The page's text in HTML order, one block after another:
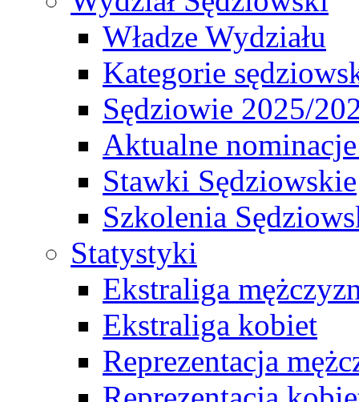
Władze Wydziału
Kategorie
Sędziowie 2025/
Aktualne
Stawki Sędziowskie
Szkolenia
Statystyki
Ekstraliga
Ekstraliga kobiet
Reprezentacja